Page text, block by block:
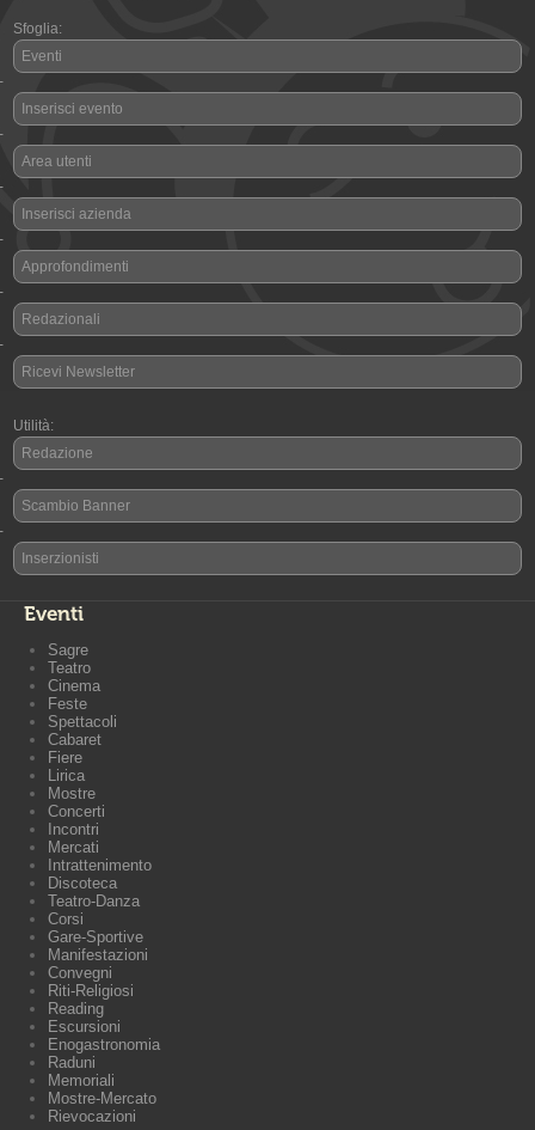
Sfoglia:
Eventi
-
Inserisci evento
-
Area utenti
-
Inserisci azienda
-
Approfondimenti
-
Redazionali
-
Ricevi Newsletter
Utilità:
Redazione
-
Scambio Banner
-
Inserzionisti
Eventi
Sagre
Teatro
Cinema
Feste
Spettacoli
Cabaret
Fiere
Lirica
Mostre
Concerti
Incontri
Mercati
Intrattenimento
Discoteca
Teatro-Danza
Corsi
Gare-Sportive
Manifestazioni
Convegni
Riti-Religiosi
Reading
Escursioni
Enogastronomia
Raduni
Memoriali
Mostre-Mercato
Rievocazioni